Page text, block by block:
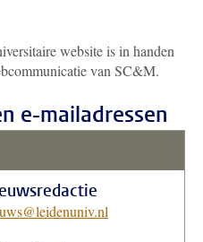
website is in handen
van SC&M.
e-mailadressen